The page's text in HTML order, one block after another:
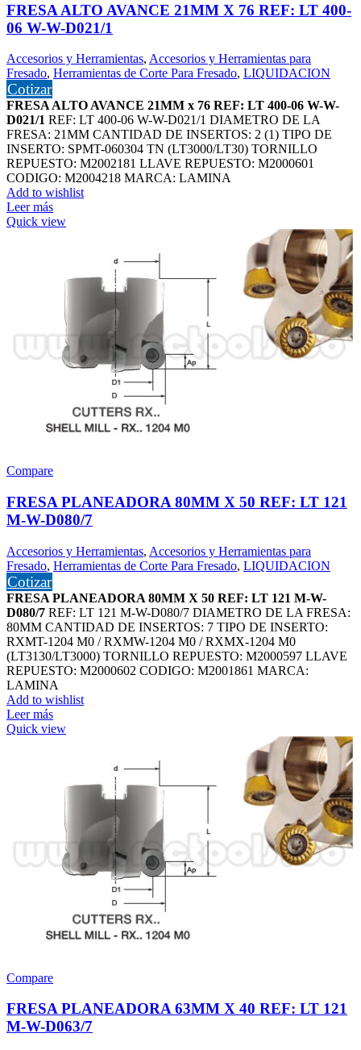
FRESA ALTO AVANCE 21MM X 76 REF: LT 400-
06 W-W-D021/1
Accesorios y Herramientas, Accesorios y Herramientas para
Fresado, Herramientas de Corte Para Fresado, LIQUIDACION
Cotizar
FRESA ALTO AVANCE 21MM x 76 REF: LT 400-06 W-W-
D021/1 REF: LT 400-06 W-W-D021/1 DIAMETRO DE LA
FRESA: 21MM CANTIDAD DE INSERTOS: 2 (1) TIPO DE
INSERTO: SPMT-060304 TN (LT3000/LT30) TORNILLO
REPUESTO: M2002181 LLAVE REPUESTO: M2000601
CODIGO: M2004218 MARCA: LAMINA
Add to wishlist
Leer más
Quick view
Compare
FRESA PLANEADORA 80MM X 50 REF: LT 121
M-W-D080/7
Accesorios y Herramientas, Accesorios y Herramientas para
Fresado, Herramientas de Corte Para Fresado, LIQUIDACION
Cotizar
FRESA PLANEADORA 80MM X 50 REF: LT 121 M-W-
D080/7 REF: LT 121 M-W-D080/7 DIAMETRO DE LA FRESA:
80MM CANTIDAD DE INSERTOS: 7 TIPO DE INSERTO:
RXMT-1204 M0 / RXMW-1204 M0 / RXMX-1204 M0
(LT3130/LT3000) TORNILLO REPUESTO: M2000597 LLAVE
REPUESTO: M2000602 CODIGO: M2001861 MARCA:
LAMINA
Add to wishlist
Leer más
Quick view
Compare
FRESA PLANEADORA 63MM X 40 REF: LT 121
M-W-D063/7